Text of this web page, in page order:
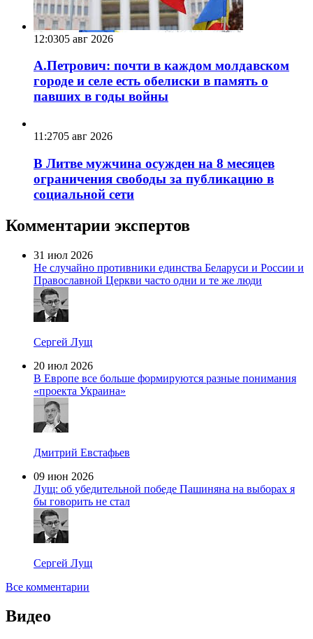
12:0305 авг 2026
А.Петрович: почти в каждом молдавском
городе и селе есть обелиски в память о
павших в годы войны
11:2705 авг 2026
В Литве мужчина осужден на 8 месяцев
ограничения свободы за публикацию в
социальной сети
Комментарии экспертов
31 июл 2026
Не случайно противники единства Беларуси и России и
Православной Церкви часто одни и те же люди
Сергей Лущ
20 июл 2026
В Европе все больше формируются разные понимания
«проекта Украина»
Дмитрий Евстафьев
09 июн 2026
Лущ: об убедительной победе Пашиняна на выборах я
бы говорить не стал
Сергей Лущ
Все комментарии
Видео